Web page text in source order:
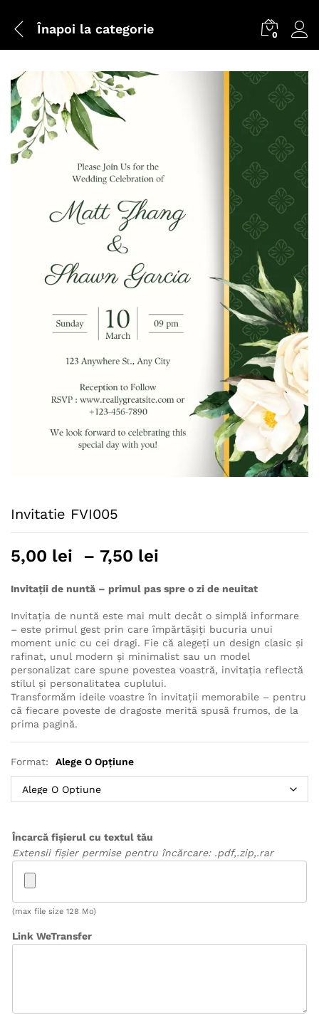
Înapoi la categorie 0
Invitatie FVI005
5,00 lei – 7,50 lei
prețuri:
5,00 lei
până
la
7,50 lei
Invitații de nuntă – primul pas spre o zi de neuitat
Invitația de nuntă este mai mult decât o simplă informare
– este primul gest prin care împărtășiți bucuria unui
moment unic cu cei dragi. Fie că alegeți un design clasic și
rafinat, unul modern și minimalist sau un model
personalizat care spune povestea voastră, invitația reflectă
stilul și personalitatea cuplului.
Transformăm ideile voastre în invitații memorabile – pentru
că fiecare poveste de dragoste merită spusă frumos, de la
prima pagină.
Format: Alege O Opțiune
Încarcă fișierul cu textul tău
Extensii fișier permise pentru încărcare: .pdf,.zip,.rar
(max file size 128 Mo)
Link WeTransfer